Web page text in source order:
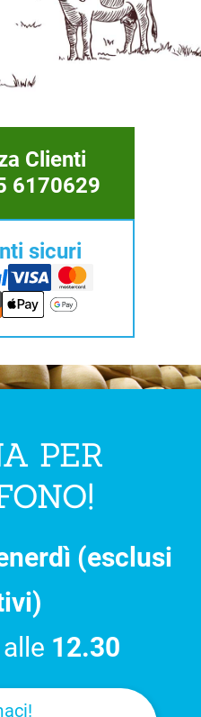
Clienti
6170629
sicuri
PER
(esclusi
alle 12.30